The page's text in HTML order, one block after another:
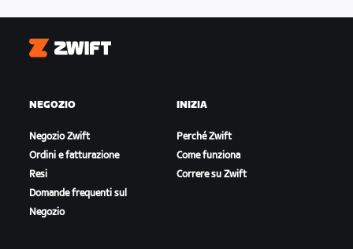
Zwift
NEGOZIO
Negozio Zwift
Ordini e fatturazione
Resi
Domande frequenti sul
Negozio
INIZIA
Perché Zwift
Come funziona
Correre su Zwift